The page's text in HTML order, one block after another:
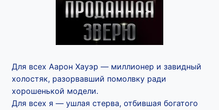
Для всех Аарон Хауэр — миллионер и завидный
холостяк, разорвавший помолвку ради
хорошенькой модели.
Для всех я — ушлая стерва, отбившая богатого